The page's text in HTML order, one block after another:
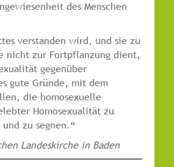
des Menschen
verstanden wird, und sie zu
nicht zur Fortpflanzung dient,
gegenüber
gute Gründe, mit dem
die homosexuelle
Homosexualität zu
zu segnen.“
Landeskirche in Baden